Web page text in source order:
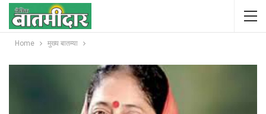
Home मुख्य बातम्या